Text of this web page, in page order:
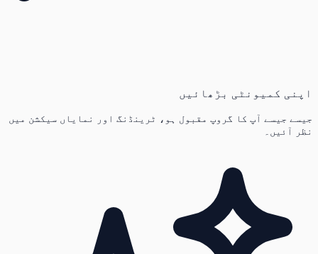
اپنی کمیونٹی بڑھائیں
جیسے جیسے آپ کا گروپ مقبول ہو، ٹرینڈنگ اور نمایاں سیکشن میں
نظر آئیں۔